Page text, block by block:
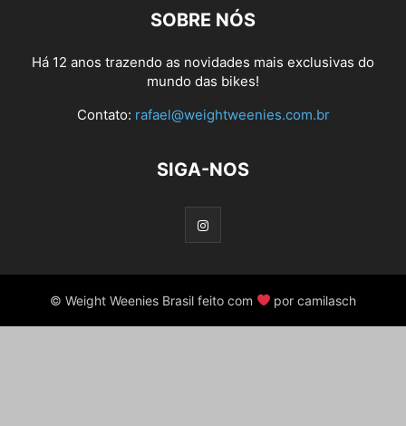
SOBRE NÓS
Há 12 anos trazendo as novidades mais exclusivas do
mundo das bikes!
Contato: rafael@weightweenies.com.br
SIGA-NOS
© Weight Weenies Brasil feito com por camilasch